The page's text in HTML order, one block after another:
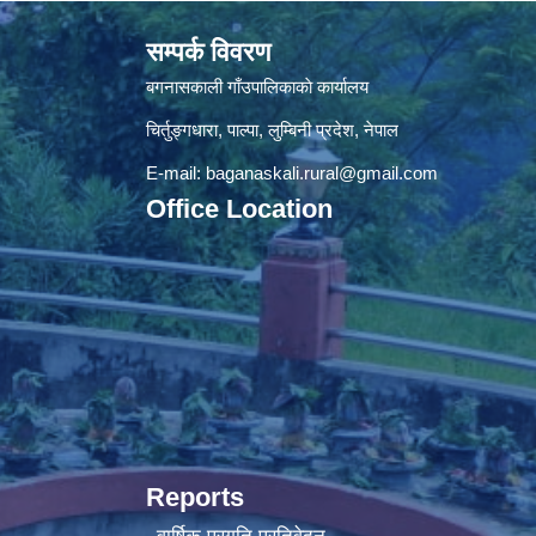
सम्पर्क विवरण
बगनासकाली गाँउपालिकाकाे कार्यालय
चिर्तुङ्गधारा, पाल्पा, लुम्बिनी प्रदेश, नेपाल
E-mail:baganaskali.rural@gmail.com
Office Location
Reports